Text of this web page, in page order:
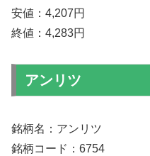
安値：4,207円
終値：4,283円
アンリツ
銘柄名：アンリツ
銘柄コード：6754